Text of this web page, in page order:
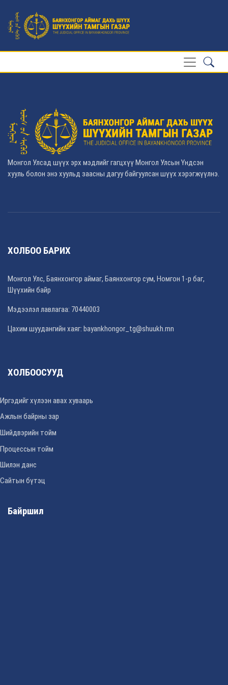
Монгол Улсад шүүх эрх мэдлийг гагцхүү Монгол Улсын Үндсэн
хууль болон энэ хуульд заасны дагуу байгуулсан шүүх хэрэгжүүлнэ.
ХОЛБОО БАРИХ
Монгол Улс, Баянхонгор аймаг, Баянхонгор сум, Номгон 1-р баг,
Шүүхийн байр
Мэдээлэл лавлагаа: 70440003
Цахим шуудангийн хаяг: bayankhongor_tg@shuukh.mn
ХОЛБООСУУД
Иргэдийг хүлээн авах хуваарь
Ажлын байрны зар
Шийдвэрийн тойм
Процессын тойм
Шилэн данс
Сайтын бүтэц
Байршил